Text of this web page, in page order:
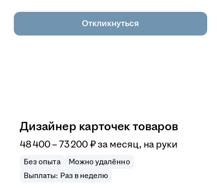
Откликнуться
Дизайнер карточек товаров
48 400–73 200 ₽ за месяц, на руки
Без опыта
Можно удалённо
Выплаты: Раз в неделю